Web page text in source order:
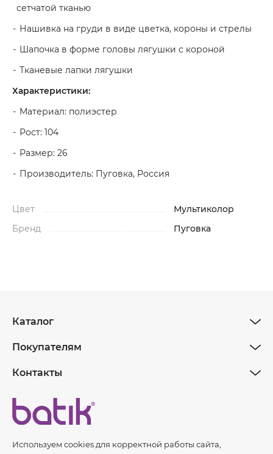
сетчатой тканью
Нашивка на груди в виде цветка, короны и стрелы
Шапочка в форме головы лягушки с короной
Тканевые лапки лягушки
Характеристики:
Материал: полиэстер
Рост: 104
Размер: 26
Производитель: Пуговка, Россия
Цвет
Мультиколор
Бренд
Пуговка
Используем cookies для корректной работы сайта,
Каталог
Покупателям
Контакты